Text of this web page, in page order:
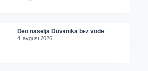
Deo naselja Duvanika bez vode
4. avgust 2026.